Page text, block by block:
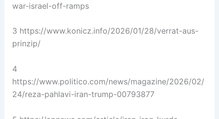
war-israel-off-ramps
3 https://www.konicz.info/2026/01/28/verrat-aus-
prinzip/
4
https://www.politico.com/news/magazine/2026/02/
24/reza-pahlavi-iran-trump-00793877